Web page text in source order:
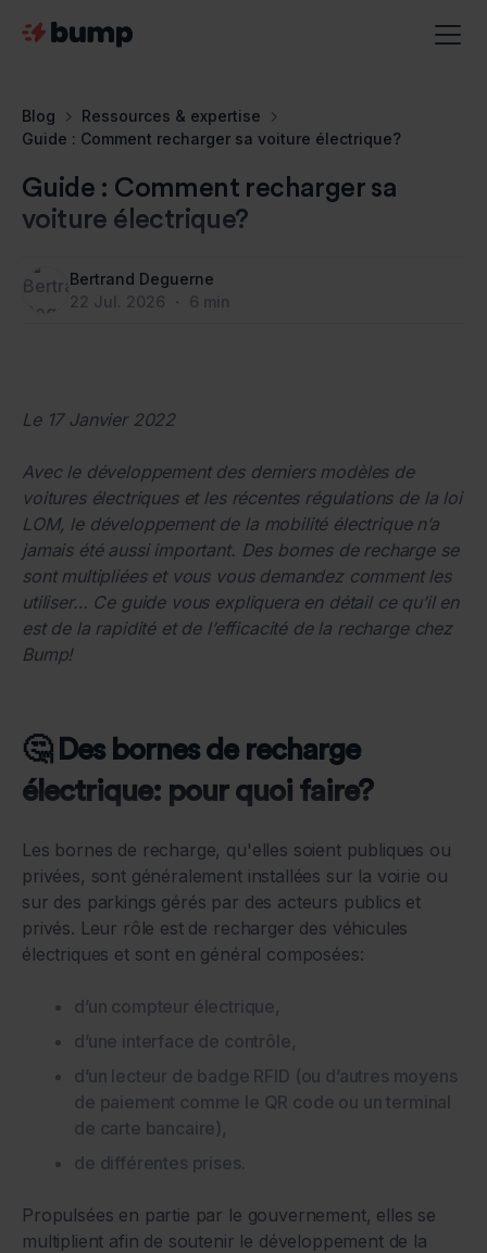
Blog
Ressources & expertise
Guide : Comment recharger sa voiture électrique?
Guide : Comment recharger sa
voiture électrique?
Bertrand Deguerne
22 Jul. 2026 ・ 6 min
Le 17 Janvier 2022
Avec le développement des derniers modèles de
voitures électriques et les récentes régulations de la loi
LOM, le développement de la mobilité électrique n’a
jamais été aussi important. Des bornes de recharge se
sont multipliées et vous vous demandez comment les
utiliser… Ce guide vous expliquera en détail ce qu’il en
est de la rapidité et de l’efficacité de la recharge chez
Bump!
🤔 Des bornes de recharge
électrique: pour quoi faire?
Les bornes de recharge, qu'elles soient publiques ou
privées, sont généralement installées sur la voirie ou
sur des parkings gérés par des acteurs publics et
privés. Leur rôle est de recharger des véhicules
électriques et sont en général composées:
d’un compteur électrique,
d’une interface de contrôle,
d’un lecteur de badge RFID (ou d’autres moyens
de paiement comme le QR code ou un terminal
de carte bancaire),
de différentes prises.
Propulsées en partie par le gouvernement, elles se
multiplient afin de soutenir le développement de la